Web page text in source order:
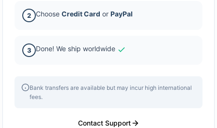
2 Choose Credit Card or PayPal
3 Done! We ship worldwide
Bank transfers are available but may incur high international
fees.
Contact Support